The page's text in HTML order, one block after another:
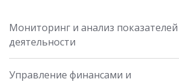
Мониторинг и анализ показателей
деятельности
Управление финансами и